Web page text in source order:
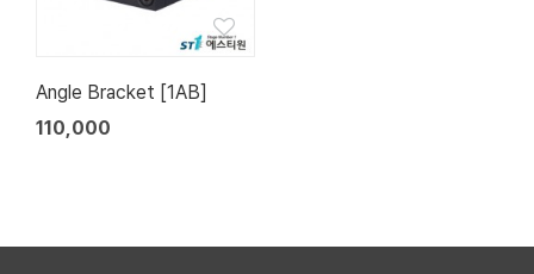
Angle Bracket [1AB]
110,000